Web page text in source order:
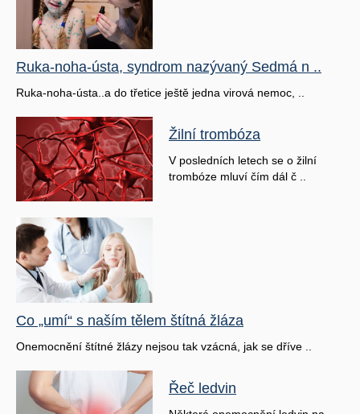
Ruka-noha-ústa, syndrom nazývaný Sedmá n ..
Ruka-noha-ústa..a do třetice ještě jedna virová nemoc, ..
Žilní trombóza
V posledních letech se o žilní
trombóze mluví čím dál č ..
Co „umí“ s naším tělem štítná žláza
Onemocnění štítné žlázy nejsou tak vzácná, jak se dříve ..
Řeč ledvin